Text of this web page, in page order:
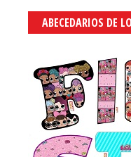
ABECEDARIOS DE